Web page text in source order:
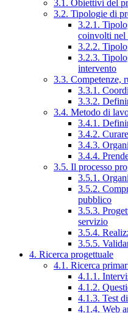
3.1. Obiettivi del
3.2. Tipologie di
3.2.1.
coinvolti nel
3.2.2.
3.2.3.
intervento
3.3. Competenze,
3.3.1.
3.3.2.
3.4. Metodo di
3.4.1.
3.4.2.
3.4.3.
3.4.4.
3.5. Il processo
3.5.1.
3.5.2.
pubblico
3.5.3.
servizio
3.5.4.
3.5.5.
4. Ricerca progettuale
4.1. Ricerca
4.1.1.
4.1.2.
4.1.3. Test
4.1.4. Web